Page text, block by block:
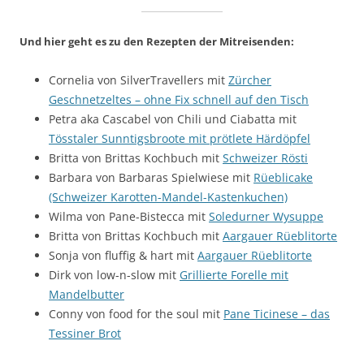
Und hier geht es zu den Rezepten der Mitreisenden:
Cornelia von SilverTravellers mit Zürcher
Geschnetzeltes – ohne Fix schnell auf den Tisch
Petra aka Cascabel von Chili und Ciabatta mit
Tösstaler Sunntigsbroote mit prötlete Härdöpfel
Britta von Brittas Kochbuch mit Schweizer Rösti
Barbara von Barbaras Spielwiese mit Rüeblicake
(Schweizer Karotten-Mandel-Kastenkuchen)
Wilma von Pane-Bistecca mit Soledurner Wysuppe
Britta von Brittas Kochbuch mit Aargauer Rüeblitorte
Sonja von fluffig & hart mit Aargauer Rüeblitorte
Dirk von low-n-slow mit Grillierte Forelle mit
Mandelbutter
Conny von food for the soul mit Pane Ticinese – das
Tessiner Brot